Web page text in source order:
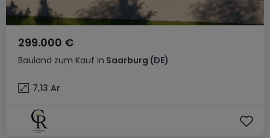
Bauland zum Kauf in Saarburg (DE)
299.000 €
7,13 Ar